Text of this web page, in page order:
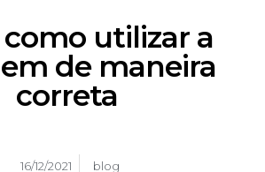
como utilizar a
de maneira
correta
16/12/2021 blog